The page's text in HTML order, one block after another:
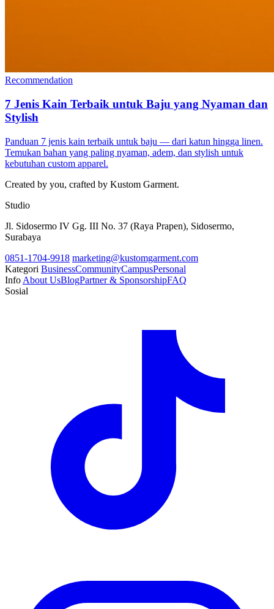
Recommendation
7 Jenis Kain Terbaik untuk Baju yang Nyaman dan
Stylish
Panduan 7 jenis kain terbaik untuk baju — dari katun hingga linen.
Temukan bahan yang paling nyaman, adem, dan stylish untuk
kebutuhan custom apparel.
Created by you, crafted by Kustom Garment.
Studio
Jl. Sidosermo IV Gg. III No. 37 (Raya Prapen), Sidosermo,
Surabaya
0851-1704-9918 marketing@kustomgarment.com
Kategori BusinessCommunityCampusPersonal
Info About UsBlogPartner & SponsorshipFAQ
Sosial